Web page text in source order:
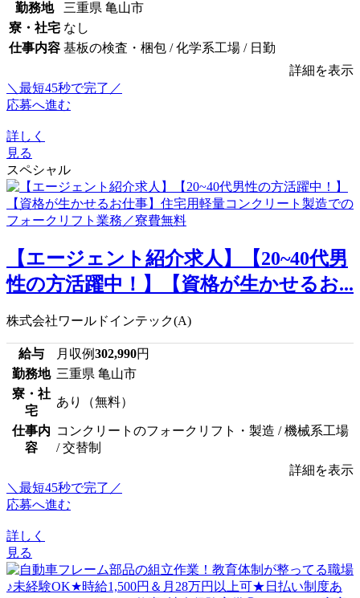
勤務地
三重県 亀山市
寮・社宅 なし
仕事内容 基板の検査・梱包 / 化学系工場 / 日勤
詳細を表示
＼最短45秒で完了／
応募へ進む
詳しく
見る
スペシャル
【エージェント紹介求人】【20~40代男
性の方活躍中！】【資格が生かせるお...
株式会社ワールドインテック(A)
給与 月収例302,990円
勤務地 三重県 亀山市
寮・社
宅
あり（無料）
仕事内
容
コンクリートのフォークリフト・製造 / 機械系工場
/ 交替制
詳細を表示
＼最短45秒で完了／
応募へ進む
詳しく
見る